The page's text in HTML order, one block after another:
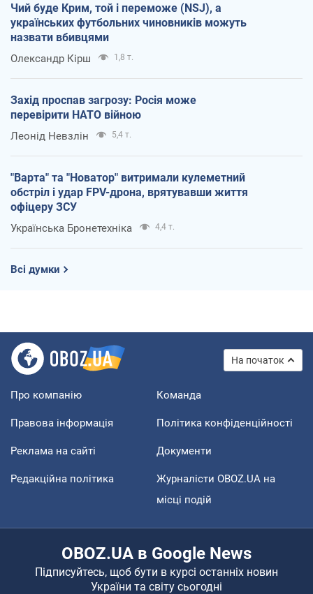
Чий буде Крим, той і переможе (NSJ), а
українських футбольних чиновників можуть
назвати вбивцями
Олександр Кірш 1,8 т.
Захід проспав загрозу: Росія може
перевірити НАТО війною
Леонід Невзлін 5,4 т.
"Варта" та "Новатор" витримали кулеметний
обстріл і удар FPV-дрона, врятувавши життя
офіцеру ЗСУ
Українська Бронетехніка 4,4 т.
Всі думки
На початок
Про компанію Команда
Правова інформація Політика конфіденційності
Реклама на сайті Документи
Редакційна політика
Журналісти OBOZ.UA на
місці подій
OBOZ.UA в Google News
Підписуйтесь, щоб бути в курсі останніх новин
України та світу сьогодні